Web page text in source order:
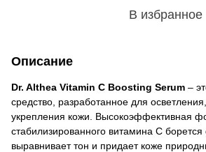
В избранное
Описание
Dr. Althea Vitamin C Boosting Serum –
средство, разработанное для
укрепления кожи. Высокоэффективная
стабилизированного витамина C борется
выравнивает тон и придает коже